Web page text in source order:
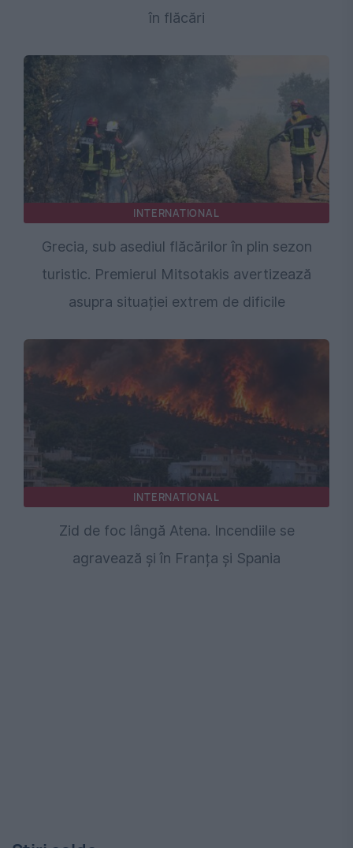
în flăcări
INTERNATIONAL
Grecia, sub asediul flăcărilor în plin sezon
turistic. Premierul Mitsotakis avertizează
asupra situației extrem de dificile
INTERNATIONAL
Zid de foc lângă Atena. Incendiile se
agravează și în Franța și Spania